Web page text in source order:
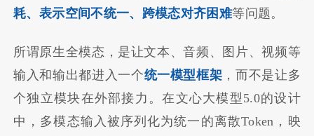
耗、表示空间不统一、跨模态对齐困难等问题。
所谓原生全模态，是让文本、音频、图片、视频等
输入和输出都进入一个统一模型框架 ，而不是让多
个独立模块在外部接力。在文心大模型5.0的设计
中，多模态输入被序列化为统一的离散Token，映